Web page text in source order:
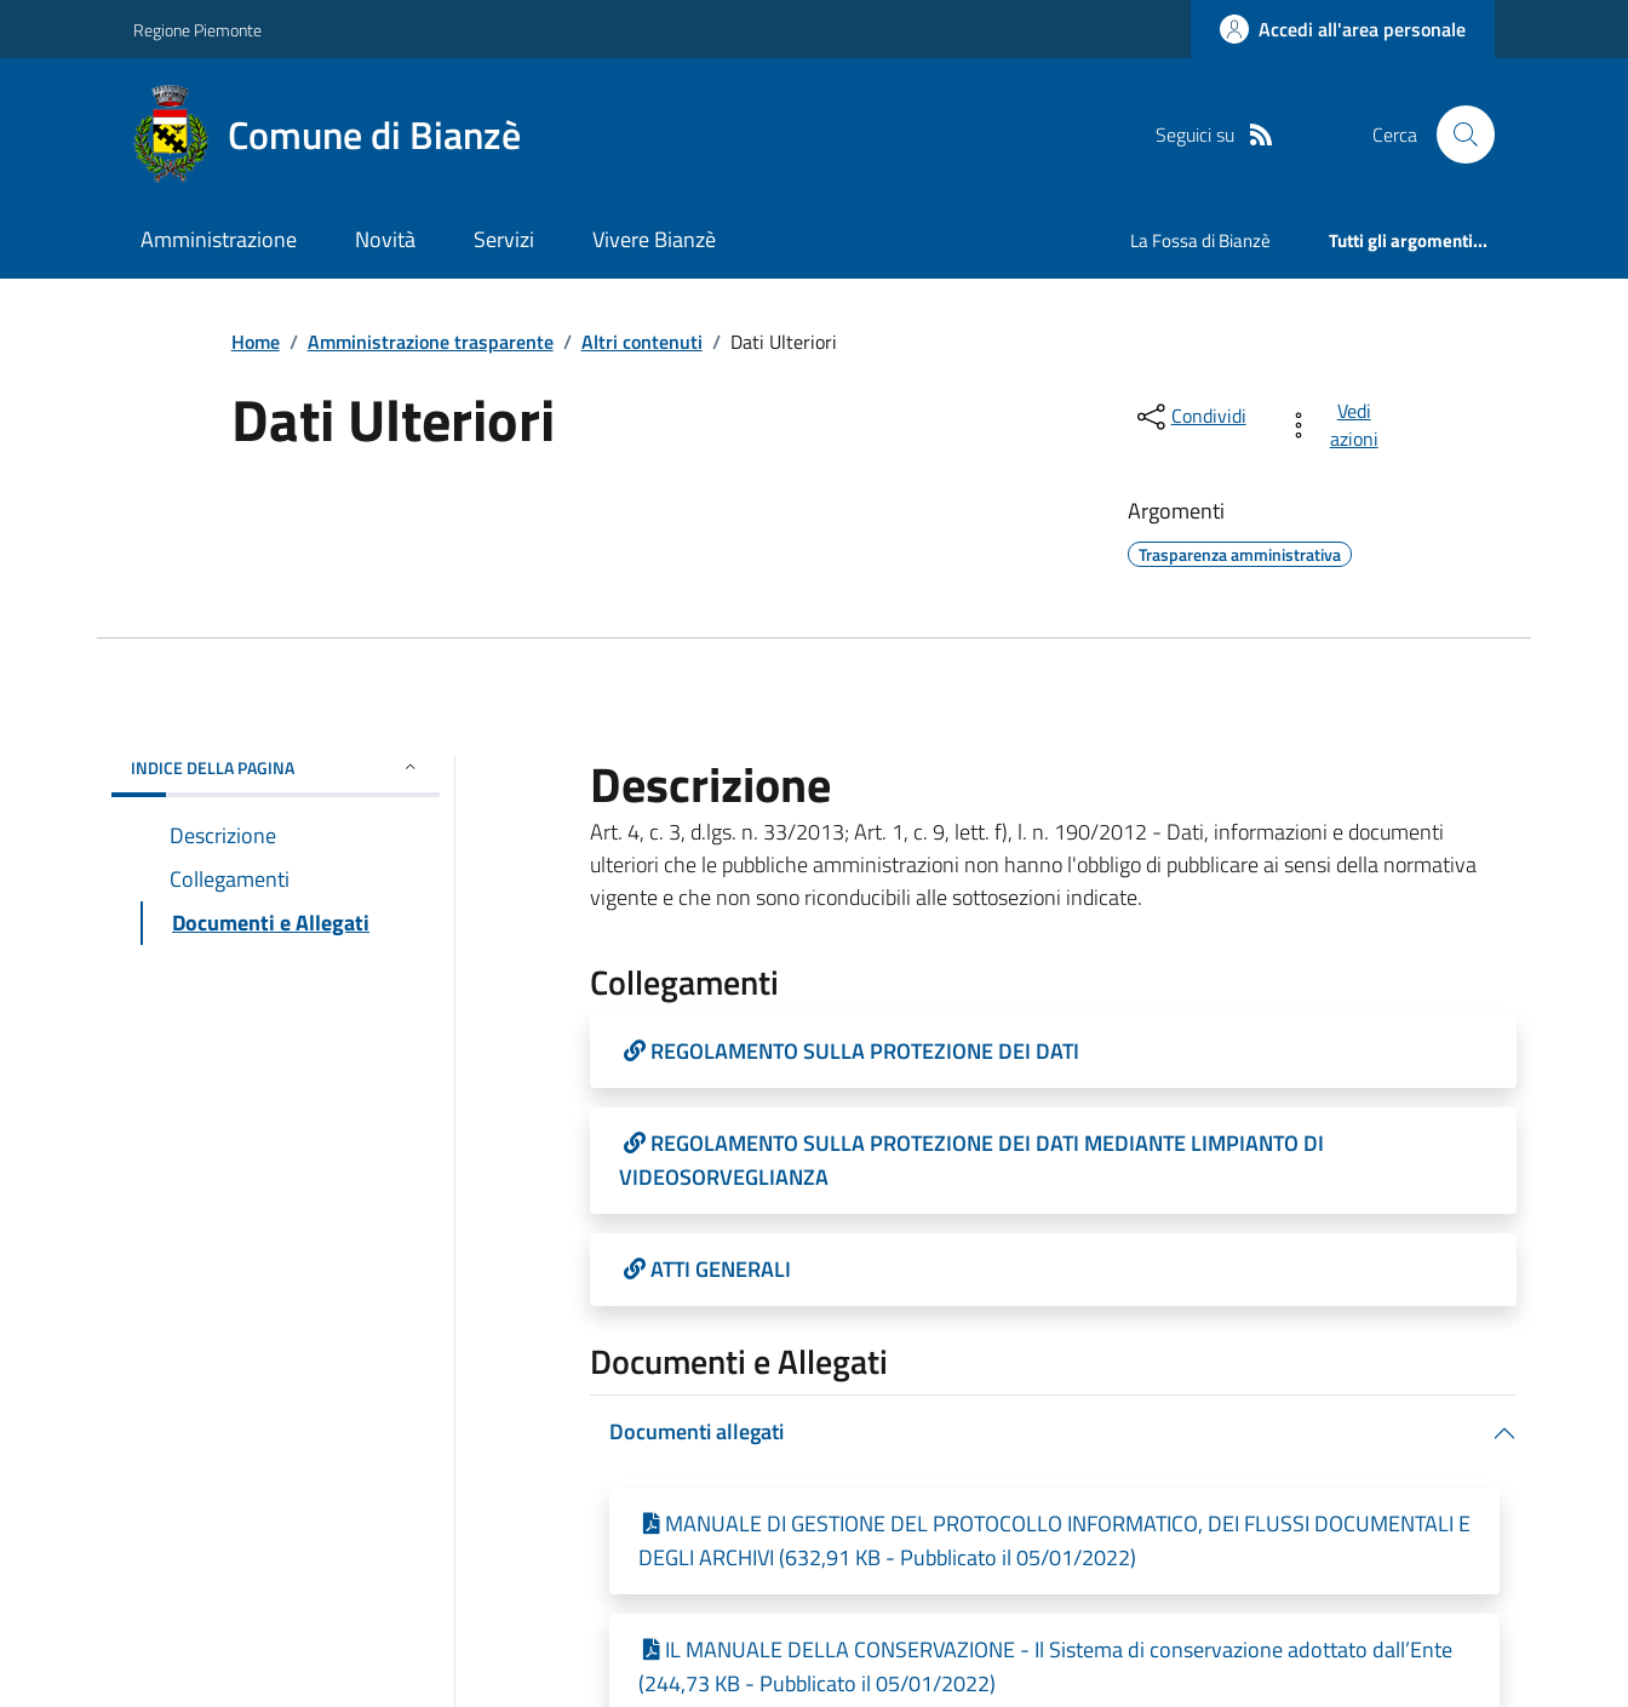
Regione Piemonte Accedi all'area personale
Comune di Bianzè Seguici su Cerca
Amministrazione Novità Servizi Vivere Bianzè La Fossa di Bianzè Tutti gli argomenti...
Home / Amministrazione trasparente / Altri contenuti / Dati Ulteriori
Dati Ulteriori Condividi
Vedi
azioni
Argomenti
Trasparenza amministrativa
INDICE DELLA PAGINA
Descrizione
Collegamenti
Documenti e Allegati
Descrizione
Art. 4, c. 3, d.lgs. n. 33/2013; Art. 1, c. 9, lett. f), l. n. 190/2012 - Dati, informazioni e documenti
ulteriori che le pubbliche amministrazioni non hanno l'obbligo di pubblicare ai sensi della normativa
vigente e che non sono riconducibili alle sottosezioni indicate.
Collegamenti
REGOLAMENTO SULLA PROTEZIONE DEI DATI
REGOLAMENTO SULLA PROTEZIONE DEI DATI MEDIANTE LIMPIANTO DI
VIDEOSORVEGLIANZA
ATTI GENERALI
Documenti e Allegati
Documenti allegati
MANUALE DI GESTIONE DEL PROTOCOLLO INFORMATICO, DEI FLUSSI DOCUMENTALI E
DEGLI ARCHIVI (632,91 KB - Pubblicato il 05/01/2022)
IL MANUALE DELLA CONSERVAZIONE - Il Sistema di conservazione adottato dall’Ente
(244,73 KB - Pubblicato il 05/01/2022)